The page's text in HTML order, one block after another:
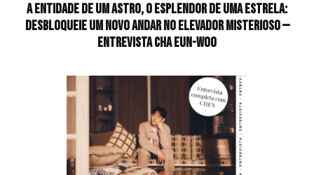
A entidade de um astro, o esplendor de uma estrela:
desbloqueie um novo andar no elevador misterioso —
Entrevista CHA EUN-WOO